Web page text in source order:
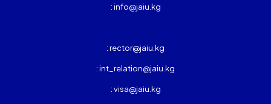
: info@jaiu.kg
: rector@jaiu.kg
: int_relation@jaiu.kg
: visa@jaiu.kg